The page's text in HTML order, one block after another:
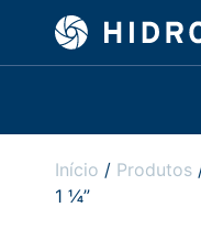
Início / Produtos
1 ¼”